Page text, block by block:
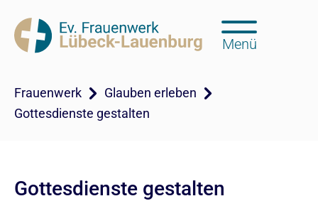
Menü
Frauenwerk
Glauben erleben
Gottesdienste gestalten
Gottesdienste gestalten